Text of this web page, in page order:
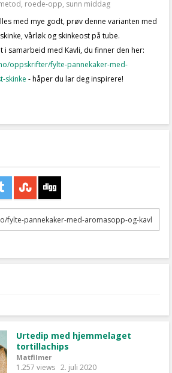
, roede-opp, sunn middag
med mye godt, prøv denne varianten med
vårløk og skinkeost på tube.
samarbeid med Kavli, du finner den her:
oppskrifter/fylte-pannekaker-med-
skinke - håper du lar deg inspirere!
Urtedip med hjemmelaget
tortillachips
Matfilmer
1.257 views 2. juli 2020